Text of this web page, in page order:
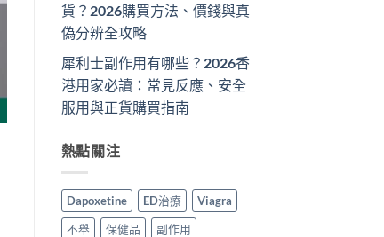
貨？2026購買方法、價錢與真
偽分辨全攻略
犀利士副作用有哪些？2026香
港用家必讀：常見反應、安全
服用與正貨購買指南
熱點關注
Dapoxetine ED治療
Viagra
不舉
保健品
副作用